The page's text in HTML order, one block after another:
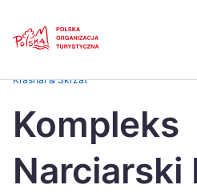
Česká
Dansk
Krasnal & Skrzat
Kompleks
Narciarski